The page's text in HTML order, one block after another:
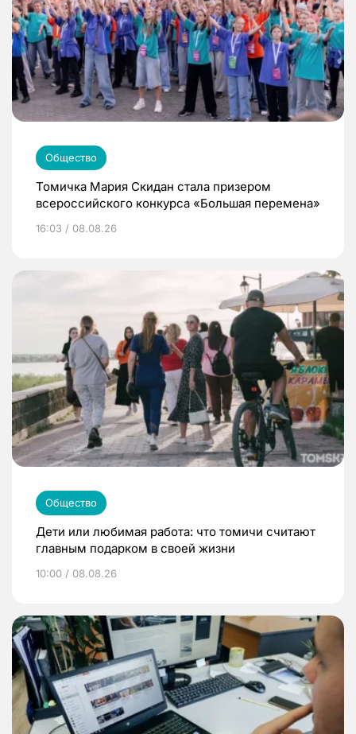
Общество
Томичка Мария Скидан стала призером
всероссийского конкурса «Большая перемена»
16:03 / 08.08.26
Общество
Дети или любимая работа: что томичи считают
главным подарком в своей жизни
10:00 / 08.08.26